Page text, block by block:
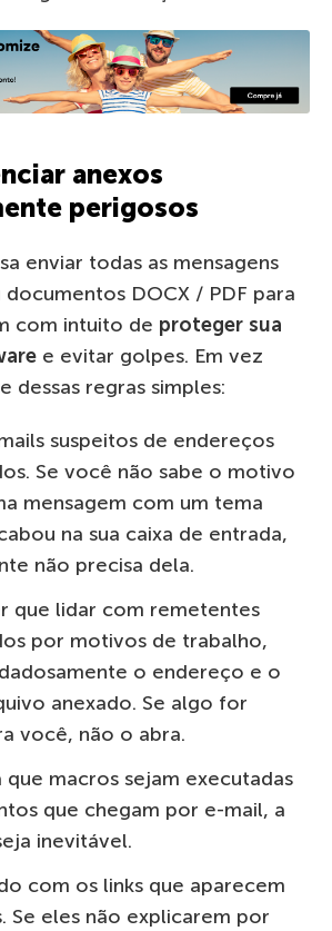
anexos
perigosos
enviar todas as mensagens
DOCX / PDF para
com intuito de proteger sua
e evitar golpes. Em vez
dessas regras simples:
suspeitos de endereços
Se você não sabe o motivo
mensagem com um tema
na sua caixa de entrada,
não precisa dela.
que lidar com remetentes
por motivos de trabalho,
o endereço e o
anexado. Se algo for
você, não o abra.
macros sejam executadas
que chegam por e-mail, a
inevitável.
com os links que aparecem
Se eles não explicarem por